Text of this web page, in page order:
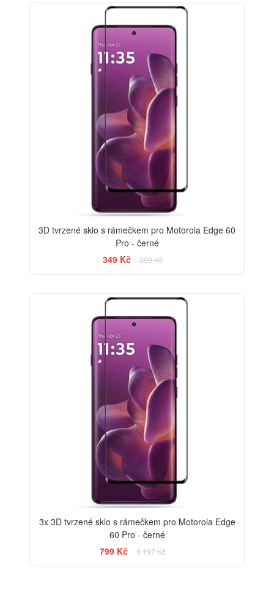
3D tvrzené sklo s rámečkem pro Motorola Edge 60
Pro - černé
349 Kč
399 Kč
3x 3D tvrzené sklo s rámečkem pro Motorola Edge
60 Pro - černé
799 Kč
1 197 Kč